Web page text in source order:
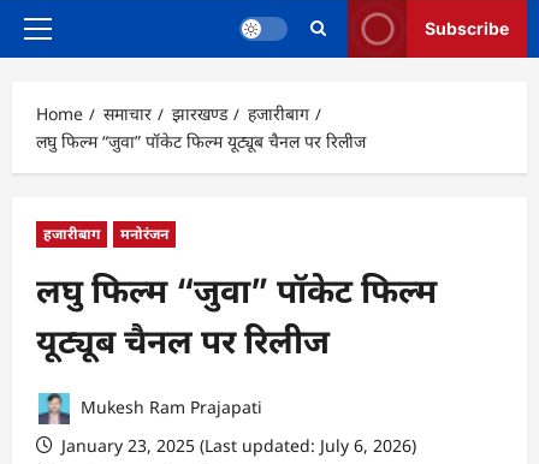
Primary
Subscribe
Home समाचार झारखण्ड
हजारीबाग
लघु फिल्म “जुवा” पॉकेट फिल्म यूट्यूब चैनल पर रिलीज
हजारीबाग मनोरंजन
लघु फिल्म “जुवा” पॉकेट फिल्म
यूट्यूब चैनल पर रिलीज
Mukesh Ram Prajapati
January 23, 2025 (Last updated: July 6, 2026)